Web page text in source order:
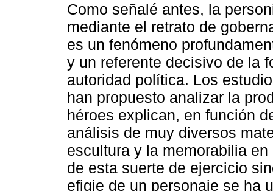
Como señalé antes, la
mediante el retrato de
es un fenómeno
y un referente decisivo de la
autoridad política. Los
han propuesto analizar la
héroes explican, en función
análisis de muy diversos
escultura y la memorabilia
de esta suerte de ejercicio
efigie de un personaje se ha